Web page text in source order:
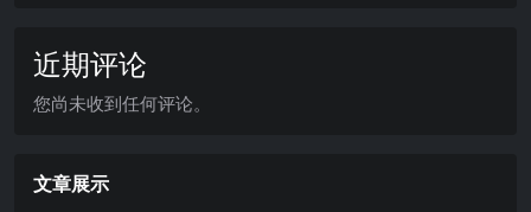
近期评论
您尚未收到任何评论。
文章展示